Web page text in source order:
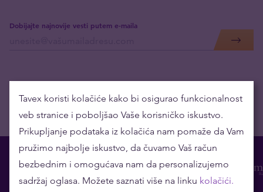
Dobijajte najnovije vesti putem e-maila
Tavex koristi kolačiće kako bi osigurao funkcionalnost
veb stranice i poboljšao Vaše korisničko iskustvo.
Prikupljanje podataka iz kolačića nam pomaže da Vam
pružimo najbolje iskustvo, da čuvamo Vaš račun
bezbednim i omogućava nam da personalizujemo
sadržaj oglasa. Možete saznati više na linku kolačići.